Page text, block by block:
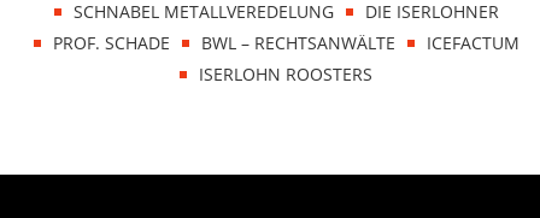
SCHNABEL METALLVEREDELUNG
DIE ISERLOHNER
PROF. SCHADE
BWL – RECHTSANWÄLTE
ICEFACTUM
ISERLOHN ROOSTERS